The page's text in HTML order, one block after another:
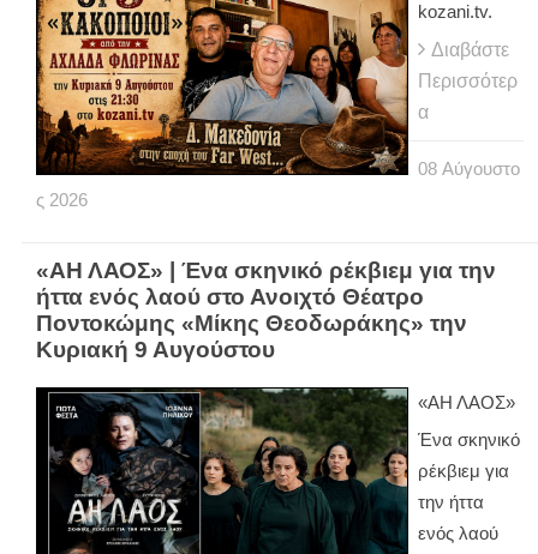
kozani.tv.
Διαβάστε
Περισσότερ
α
08 Αύγουστο
ς 2026
«ΑΗ ΛΑΟΣ» | Ένα σκηνικό ρέκβιεμ για την
ήττα ενός λαού στο Ανοιχτό Θέατρο
Ποντοκώμης «Μίκης Θεοδωράκης» την
Κυριακή 9 Αυγούστου
«ΑΗ ΛΑΟΣ»
Ένα σκηνικό
ρέκβιεμ για
την ήττα
ενός λαού